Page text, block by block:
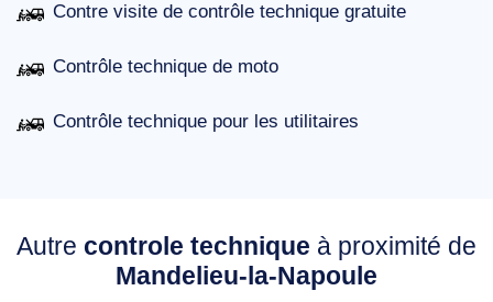
Contre visite de contrôle technique gratuite
Contrôle technique de moto
Contrôle technique pour les utilitaires
Autre controle technique à proximité de
Mandelieu-la-Napoule